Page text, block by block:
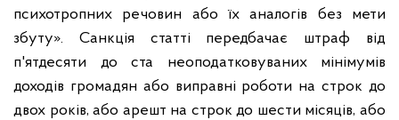
психотропних речовин або їх аналогів без мети
збуту». Санкція статті передбачає штраф від
п'ятдесяти до ста неоподатковуваних мінімумів
доходів громадян або виправні роботи на строк до
двох років, або арешт на строк до шести місяців, або